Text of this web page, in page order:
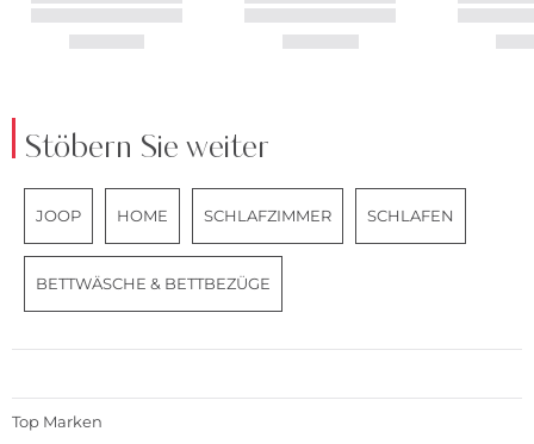
Stöbern Sie weiter
JOOP HOME SCHLAFZIMMER SCHLAFEN
BETTWÄSCHE & BETTBEZÜGE
Top Marken